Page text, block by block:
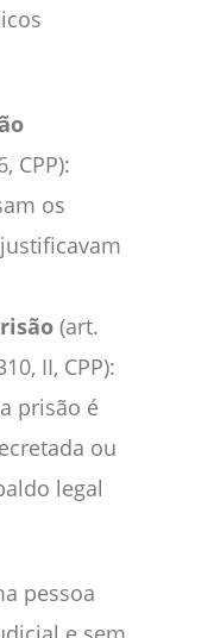
CPP):
os
(art.
II, CPP):
prisão é
ou
legal
pessoa